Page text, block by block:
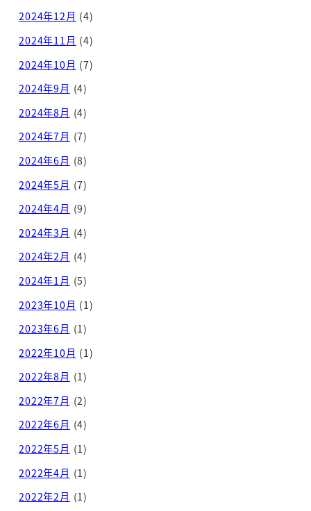
2024年12月 (4)
2024年11月 (4)
2024年10月 (7)
2024年9月 (4)
2024年8月 (4)
2024年7月 (7)
2024年6月 (8)
2024年5月 (7)
2024年4月 (9)
2024年3月 (4)
2024年2月 (4)
2024年1月 (5)
2023年10月 (1)
2023年6月 (1)
2022年10月 (1)
2022年8月 (1)
2022年7月 (2)
2022年6月 (4)
2022年5月 (1)
2022年4月 (1)
2022年2月 (1)